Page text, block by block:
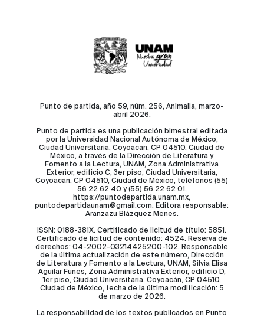
Punto de partida, año 59, núm. 256, Animalia, marzo-
abril 2026.
Punto de partida es una publicación bimestral editada
por la Universidad Nacional Autónoma de México,
Ciudad Universitaria, Coyoacán, CP 04510, Ciudad de
México, a través de la Dirección de Literatura y
Fomento a la Lectura, UNAM, Zona Administrativa
Exterior, edificio C, 3er piso, Ciudad Universitaria,
Coyoacán, CP 04510, Ciudad de México, teléfonos (55)
56 22 62 40 y (55) 56 22 62 01,
https://puntodepartida.unam.mx,
puntodepartidaunam@gmail.com. Editora responsable:
Aranzazú Blázquez Menes.
ISSN: 0188-381X. Certificado de licitud de título: 5851.
Certificado de licitud de contenido: 4524. Reserva de
derechos: 04-2002-03214425200-102. Responsable
de la última actualización de este número, Dirección
de Literatura y Fomento a la Lectura, UNAM, Silvia Elisa
Aguilar Funes, Zona Administrativa Exterior, edificio D,
1er piso, Ciudad Universitaria, Coyoacán, CP 04510,
Ciudad de México, fecha de la última modificación: 5
de marzo de 2026.
La responsabilidad de los textos publicados en Punto